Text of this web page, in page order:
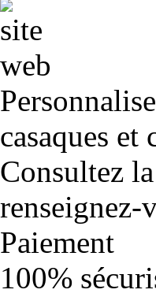
casaques et
Consultez
renseignez-
Paiement
100%